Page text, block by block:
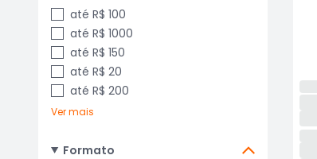
até R$ 100
até R$ 1000
até R$ 150
até R$ 20
até R$ 200
Ver mais
Formato